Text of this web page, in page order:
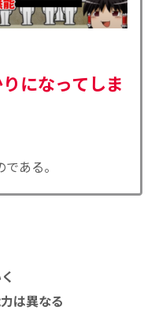
になってしま
である。
は異なる